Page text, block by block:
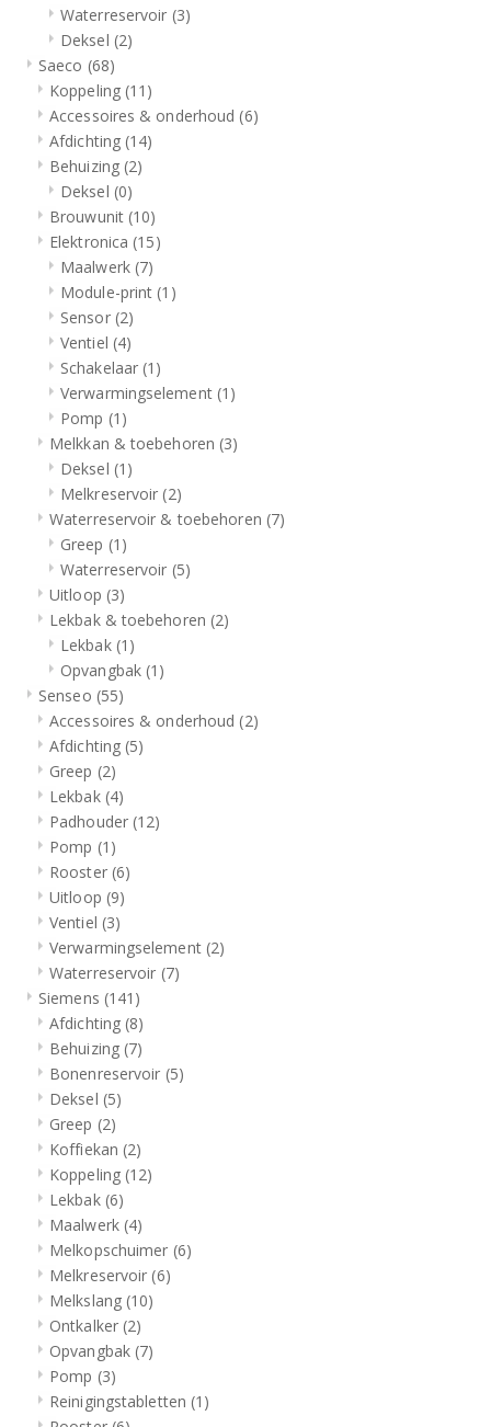
Waterreservoir (3)
Deksel (2)
Saeco (68)
Koppeling (11)
Accessoires & onderhoud (6)
Afdichting (14)
Behuizing (2)
Deksel (0)
Brouwunit (10)
Elektronica (15)
Maalwerk (7)
Module-print (1)
Sensor (2)
Ventiel (4)
Schakelaar (1)
Verwarmingselement (1)
Pomp (1)
Melkkan & toebehoren (3)
Deksel (1)
Melkreservoir (2)
Waterreservoir & toebehoren (7)
Greep (1)
Waterreservoir (5)
Uitloop (3)
Lekbak & toebehoren (2)
Lekbak (1)
Opvangbak (1)
Senseo (55)
Accessoires & onderhoud (2)
Afdichting (5)
Greep (2)
Lekbak (4)
Padhouder (12)
Pomp (1)
Rooster (6)
Uitloop (9)
Ventiel (3)
Verwarmingselement (2)
Waterreservoir (7)
Siemens (141)
Afdichting (8)
Behuizing (7)
Bonenreservoir (5)
Deksel (5)
Greep (2)
Koffiekan (2)
Koppeling (12)
Lekbak (6)
Maalwerk (4)
Melkopschuimer (6)
Melkreservoir (6)
Melkslang (10)
Ontkalker (2)
Opvangbak (7)
Pomp (3)
Reinigingstabletten (1)